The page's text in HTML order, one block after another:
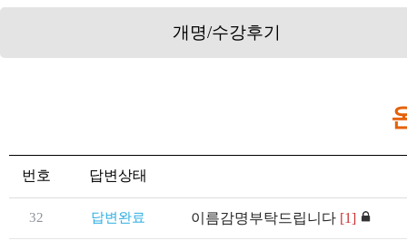
개명/수강후기
번호 답변상태
32 답변완료 이름감명부탁드립니다 [1]